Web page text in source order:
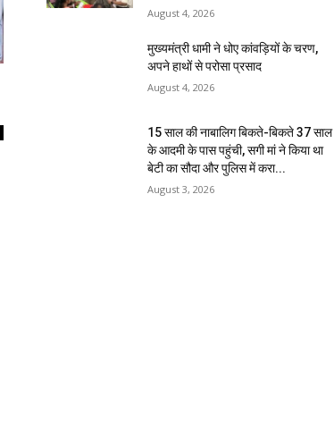
August 4, 2026
मुख्यमंत्री धामी ने धोए कांवड़ियों के चरण,
अपने हाथों से परोसा प्रसाद
August 4, 2026
15 साल की नाबालिग बिकते-बिकते 37 साल
के आदमी के पास पहुंची, सगी मां ने किया था
बेटी का सौदा और पुलिस में करा...
August 3, 2026